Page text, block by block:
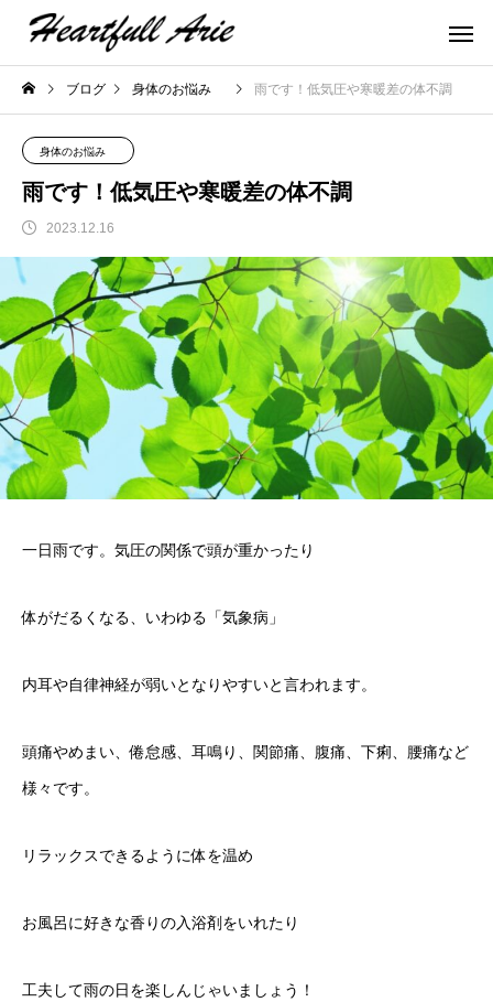
ブログ 身体のお悩み 雨です！低気圧や寒暖差の体不調
身体のお悩み
雨です！低気圧や寒暖差の体不調
2023.12.16
一日雨です。気圧の関係で頭が重かったり
体がだるくなる、いわゆる「気象病」
内耳や自律神経が弱いとなりやすいと言われます。
頭痛やめまい、倦怠感、耳鳴り、関節痛、腹痛、下痢、腰痛など
様々です。
リラックスできるように体を温め
お風呂に好きな香りの入浴剤をいれたり
工夫して雨の日を楽しんじゃいましょう！